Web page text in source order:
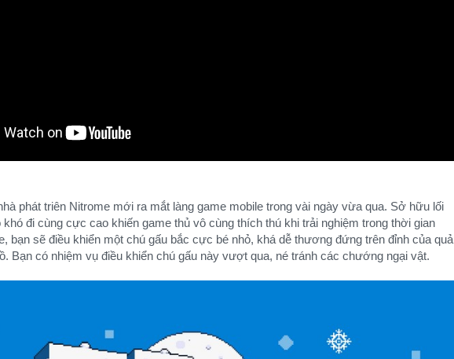
phát triên Nitrome mới ra mắt làng game mobile trong vài ngày vừa qua. Sở hữu lối
đi cùng cực cao khiến game thủ vô cùng thích thú khi trải nghiệm trong thời gian
bạn sẽ điều khiển một chú gấu bắc cực bé nhỏ, khá dễ thương đứng trên đỉnh của quả
Bạn có nhiệm vụ điều khiển chú gấu này vượt qua, né tránh các chướng ngại vật.